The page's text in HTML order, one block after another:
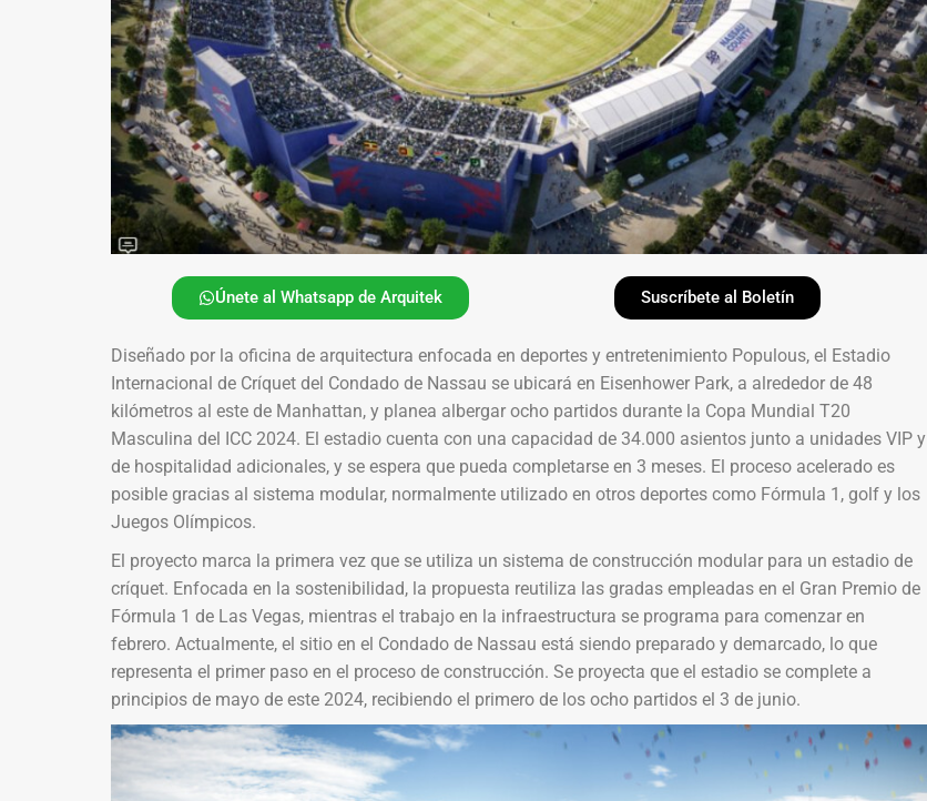
Únete al Whatsapp de Arquitek Suscríbete al Boletín
Diseñado por la oficina de arquitectura enfocada en deportes y entretenimiento Populous, el Estadio
Internacional de Críquet del Condado de Nassau se ubicará en Eisenhower Park, a alrededor de 48
kilómetros al este de Manhattan, y planea albergar ocho partidos durante la Copa Mundial T20
Masculina del ICC 2024. El estadio cuenta con una capacidad de 34.000 asientos junto a unidades VIP y
de hospitalidad adicionales, y se espera que pueda completarse en 3 meses. El proceso acelerado es
posible gracias al sistema modular, normalmente utilizado en otros deportes como Fórmula 1, golf y los
Juegos Olímpicos.
El proyecto marca la primera vez que se utiliza un sistema de construcción modular para un estadio de
críquet. Enfocada en la sostenibilidad, la propuesta reutiliza las gradas empleadas en el Gran Premio de
Fórmula 1 de Las Vegas, mientras el trabajo en la infraestructura se programa para comenzar en
febrero. Actualmente, el sitio en el Condado de Nassau está siendo preparado y demarcado, lo que
representa el primer paso en el proceso de construcción. Se proyecta que el estadio se complete a
principios de mayo de este 2024, recibiendo el primero de los ocho partidos el 3 de junio.